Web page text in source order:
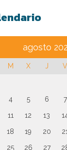
agosto
M X J V
4 5 6 7
11 12 13
18 19 20 21
25 26 27